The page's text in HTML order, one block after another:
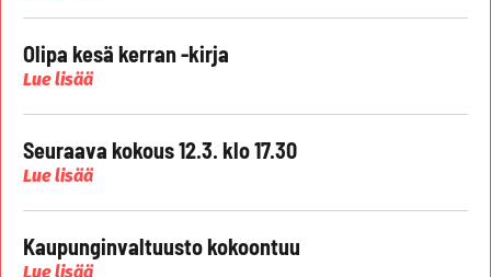
Olipa kesä kerran -kirja
Lue lisää
Seuraava kokous 12.3. klo 17.30
Lue lisää
Kaupunginvaltuusto kokoontuu
Lue lisää